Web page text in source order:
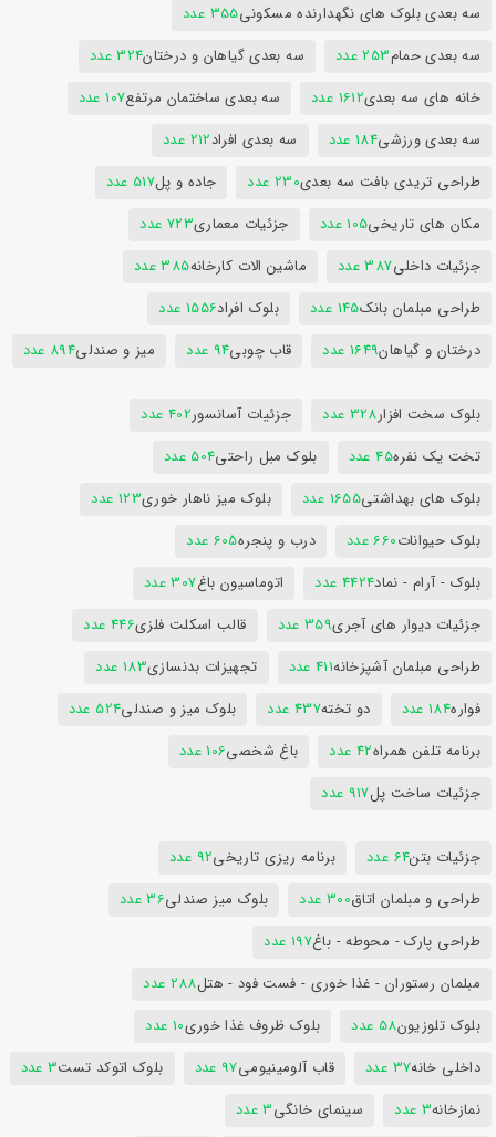
سه بعدی بلوک های نگهدارنده مسکونی355 عدد
سه بعدی حمام253 عدد سه بعدی گیاهان و درختان324 عدد
خانه های سه بعدی1612 عدد سه بعدی ساختمان مرتفع107 عدد
سه بعدی ورزشی184 عدد سه بعدی افراد212 عدد
طراحی تریدی بافت سه بعدی230 عدد جاده و پل517 عدد
مکان های تاریخی105 عدد جزئیات معماری723 عدد
جزئیات داخلی387 عدد ماشین الات کارخانه385 عدد
طراحی مبلمان بانک145 عدد بلوک افراد1556 عدد
درختان و گیاهان1649 عدد قاب چوبی94 عدد میز و صندلی894 عدد
بلوک سخت افزار328 عدد جزئیات آسانسور402 عدد
تخت یک نفره45 عدد بلوک مبل راحتی504 عدد
بلوک های بهداشتی1655 عدد بلوک میز ناهار خوری123 عدد
بلوک حیوانات660 عدد درب و پنجره605 عدد
بلوک - آرام - نماد4424 عدد اتوماسیون باغ307 عدد
جزئیات دیوار های آجری359 عدد قالب اسکلت فلزی446 عدد
طراحی مبلمان آشپزخانه411 عدد تجهیزات بدنسازی183 عدد
فواره184 عدد دو تخته437 عدد بلوک میز و صندلی524 عدد
برنامه تلفن همراه42 عدد باغ شخصی106 عدد
جزئیات ساخت پل917 عدد
جزئیات بتن64 عدد برنامه ریزی تاریخی92 عدد
طراحی و مبلمان اتاق300 عدد بلوک میز صندلی36 عدد
طراحی پارک - محوطه - باغ197 عدد
مبلمان رستوران - غذا خوری - فست فود - هتل288 عدد
بلوک تلوزیون58 عدد بلوک ظروف غذا خوری10 عدد
داخلی خانه37 عدد قاب آلومینیومی97 عدد بلوک اتوکد تست3 عدد
نمازخانه3 عدد سینمای خانگی3 عدد